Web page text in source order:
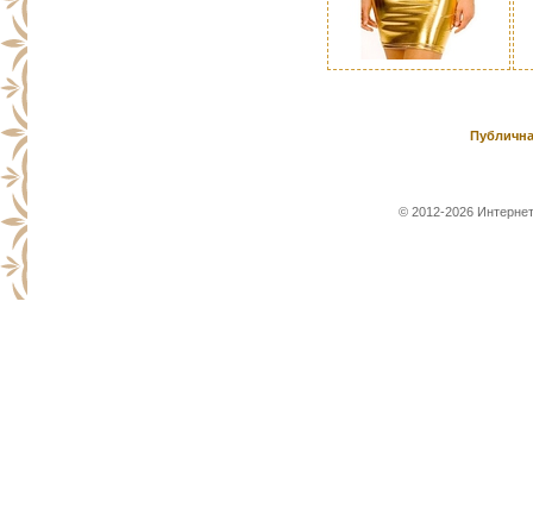
© 2012-2026